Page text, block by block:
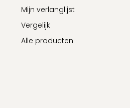
Mijn verlanglijst
Vergelijk
Alle producten